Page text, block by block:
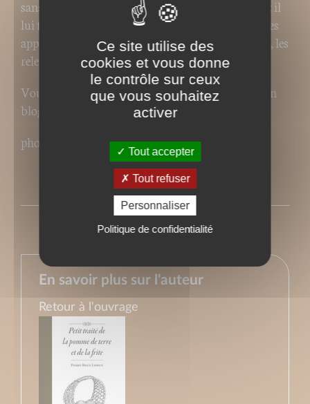
sans chichis, mais le naturel reprend vite le dessus : il
lui faut sans cesse les améliorer, les accommoder, les
apprêter, les assaisonner, les parfumer, les gratiner, les
relever …
Vous pouvez retrouver Pierre-Brice Lebrun sur son
blog:
www.pierrebricelebrun.fr
photographie : ©Alen Méaulle.
PRESSE
En savoir plus sur l'auteur
Retour à l'ouvrage
Ce site utilise des
cookies et vous donne
le contrôle sur ceux
que vous souhaitez
activer
Tout accepter
Tout refuser
Personnaliser
Politique de confidentialité